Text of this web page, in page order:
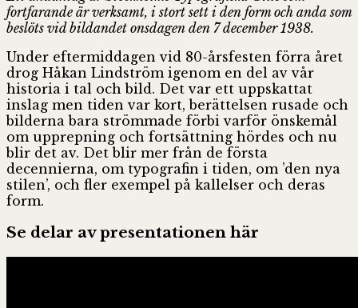
fortfarande är verksamt, i stort sett i den form och anda som
beslöts vid bildandet onsdagen den 7 december 1938.
Under eftermiddagen vid 80-årsfesten förra året
drog Håkan Lindström igenom en del av vår
historia i tal och bild. Det var ett uppskattat
inslag men tiden var kort, berättelsen rusade och
bilderna bara strömmade förbi varför önskemål
om upprepning och fortsättning hördes och nu
blir det av. Det blir mer från de första
decennierna, om typografin i tiden, om ’den nya
stilen’, och fler exempel på kallelser och deras
form.
Se delar av presentationen här